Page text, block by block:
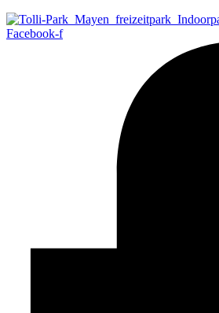
Facebook-f